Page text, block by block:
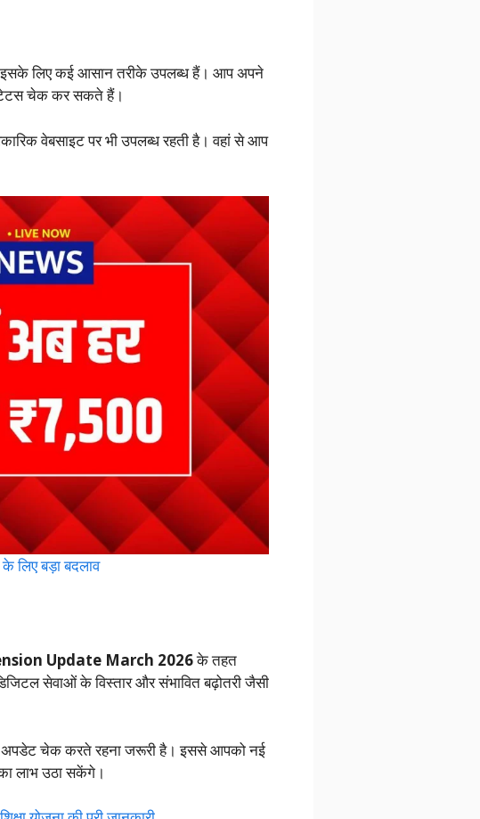
इसके लिए कई आसान तरीके उपलब्ध हैं। आप अपने
स्टेटस चेक कर सकते हैं।
वेबसाइट पर भी उपलब्ध रहती है। वहां से आप
बड़ा बदलाव
Update March 2026के तहत
सेवाओं के विस्तार और संभावित बढ़ोतरी जैसी
अपडेट चेक करते रहना जरूरी है। इससे आपको नई
लाभ उठा सकेंगे।